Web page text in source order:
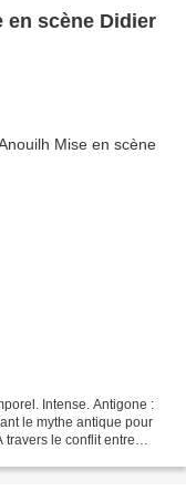
Intense. Antigone :
le mythe antique pour
le conflit entre